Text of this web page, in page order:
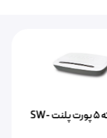
سوییچ شبکه ۵ پورت پلنت SW-